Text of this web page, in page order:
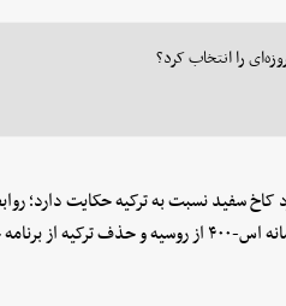
را انتخاب کرد؟
سفید نسبت به ترکیه حکایت دارد؛